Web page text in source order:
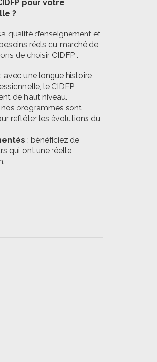
pour votre
?
qualité d’enseignement et
réels du marché de
de choisir CIDFP :
: avec une longue histoire
le CIDFP
de haut niveau.
nos programmes sont
refléter les évolutions du
: bénéficiez de
qui ont une réelle